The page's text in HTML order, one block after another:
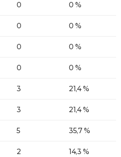
0 0 %
0 0 %
0 0 %
0 0 %
3 21,4 %
3 21,4 %
5 35,7 %
2 14,3 %